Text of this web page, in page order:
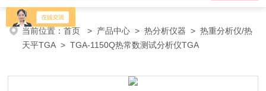
当前位置：首页 > 产品中心 >热分析仪器 >热重分析仪/热
天平TGA > TGA-1150Q热常数测试分析仪TGA